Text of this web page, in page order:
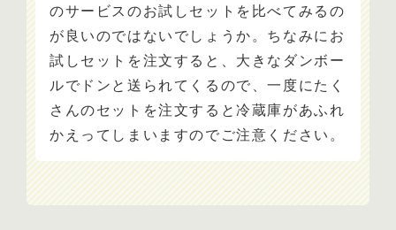
のサービスのお試しセットを比べてみるの
が良いのではないでしょうか。ちなみにお
試しセットを注文すると、大きなダンボー
ルでドンと送られてくるので、一度にたく
さんのセットを注文すると冷蔵庫があふれ
かえってしまいますのでご注意ください。